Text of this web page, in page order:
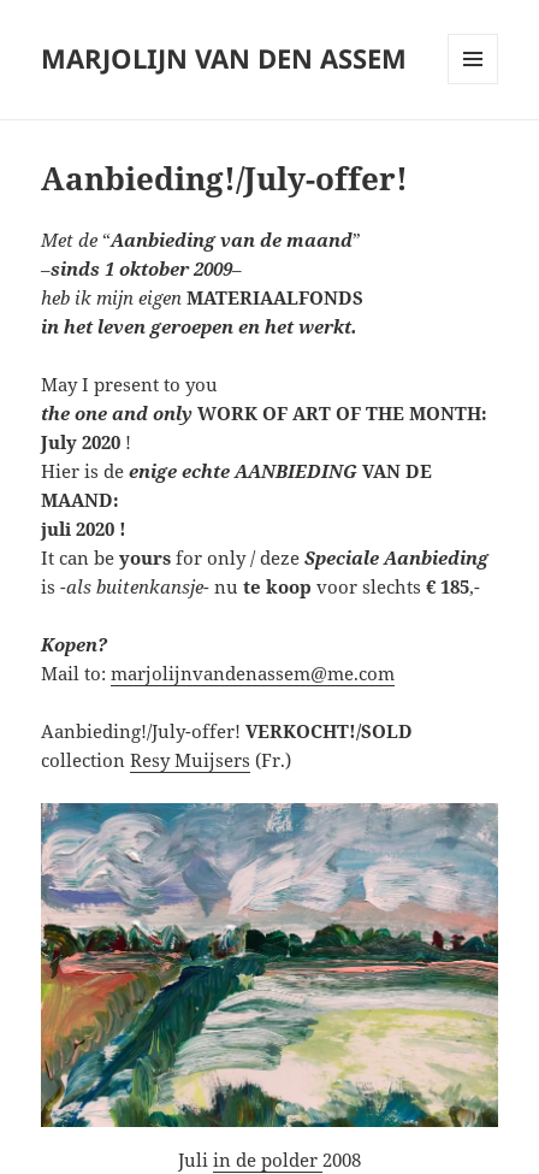
MARJOLIJN VAN DEN ASSEM
Aanbieding!/July-offer!
Met de “Aanbieding van de maand”
–sinds 1 oktober 2009–
heb ik mijn eigen MATERIAALFONDS
in het leven geroepen en het werkt.
May I present to you
the one and onlyWORK OF ART OF THE MONTH:
July 2020 !
Hier is deenige echte AANBIEDING VAN DE
MAAND:
juli 2020 !
It can beyours for only / dezeSpeciale Aanbieding
is-als buitenkansje-nute koopvoor slechts€ 185,-
Kopen?
Mail to:marjolijnvandenassem@me.com
Aanbieding!/July-offer!VERKOCHT!/SOLD
collectionResy Muijsers (Fr.)
Juli in de polder 2008